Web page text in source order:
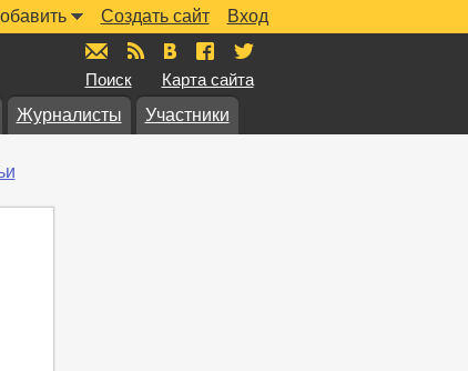
Вход
Создать сайт
Поиск Карта сайта
Журналисты Участники